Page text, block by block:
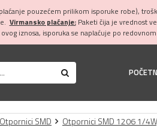
pouzećem prilikom isporuke robe),
Virmansko plaćanje:Paketi čija je vrednost
iznosa, isporuka se naplaćuje po
Otpornici SMD Otpornici SMD 1206 1/